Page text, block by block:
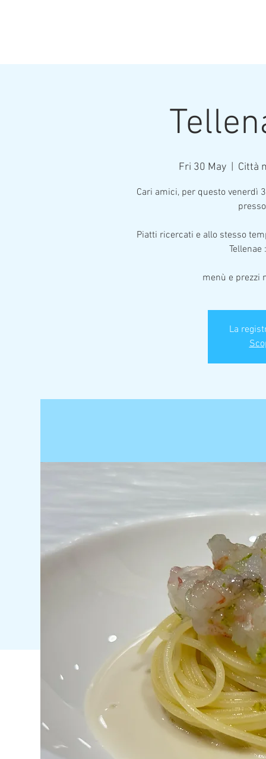
Fri 30 May
  |
Città
Cari amici, per questo venerdì
Piatti ricercati e allo stesso
menù e prezzi
La